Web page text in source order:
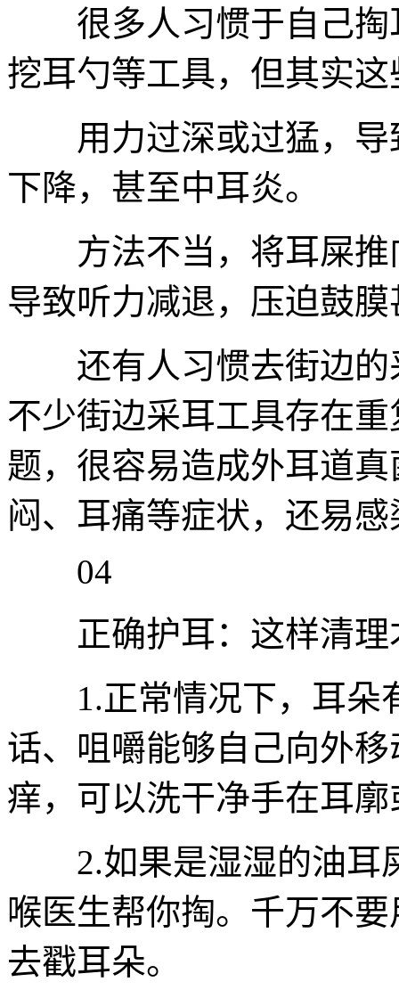
很多人习惯于自己掏
挖耳勺等工具，但其实
用力过深或过猛，导
下降，甚至中耳炎。
方法不当，将耳屎推
导致听力减退，压迫鼓
还有人习惯去街边的
不少街边采耳工具存在
题，很容易造成外耳道
闷、耳痛等症状，还易
04
正确护耳：这样清理
1.正常情况下，耳朵
话、咀嚼能够自己向外
痒，可以洗干净手在耳
2.如果是湿湿的油耳
喉医生帮你掏。千万不
去戳耳朵。